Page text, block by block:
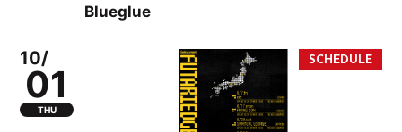
Blueglue
10/
01
THU